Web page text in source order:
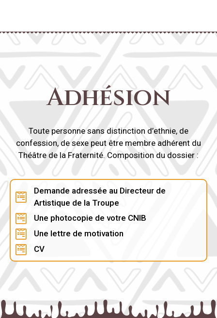
Adhésion
Toute personne sans distinction d’ethnie, de
confession, de sexe peut être membre adhérent du
Théâtre de la Fraternité. Composition du dossier :
Demande adressée au Directeur de
Artistique de la Troupe
Une photocopie de votre CNIB
Une lettre de motivation
CV